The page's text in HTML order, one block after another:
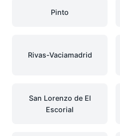
Pinto
Rivas-Vaciamadrid
San Lorenzo de El
Escorial